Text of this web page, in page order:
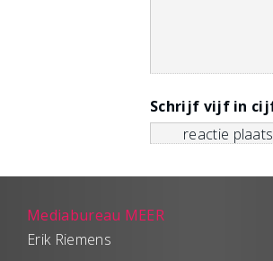
Schrijf vijf in
Mediabureau MEER
Erik Riemens